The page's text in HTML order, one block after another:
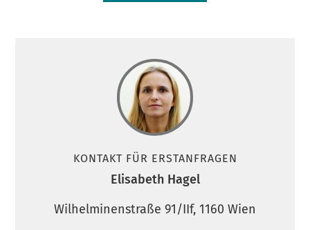
KONTAKT FÜR ERSTANFRAGEN
Elisabeth Hagel
Wilhelminenstraße 91/IIf, 1160 Wien